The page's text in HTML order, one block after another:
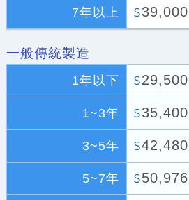
7年以上 $39,000
一般傳統製造
1年以下 $29,500
1~3年 $35,400
3~5年 $42,480
5~7年 $50,976